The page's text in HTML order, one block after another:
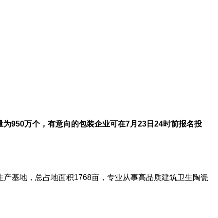
为950万个，有意向的包装企业可在7月23 日24时前报名投
基地，总占地面积1768亩，专业从事高品质建筑卫生陶瓷